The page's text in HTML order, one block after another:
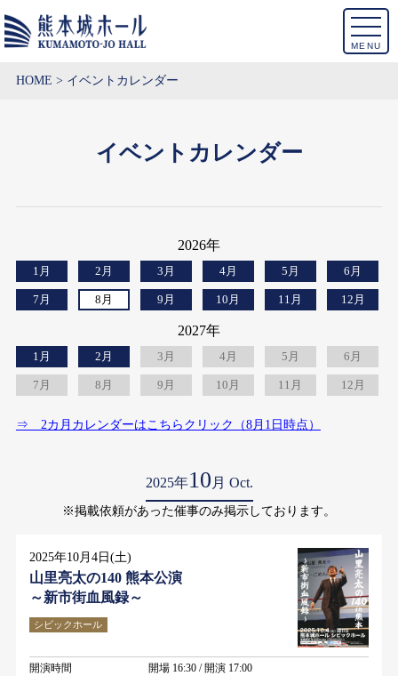
MENU
HOME イベントカレンダー
イベントカレンダー
2026年
1月 2月 3月 4月 5月 6月
7月 8月 9月 10月 11月 12月
2027年
1月 2月 3月 4月 5月 6月
7月 8月 9月 10月 11月 12月
⇒ 2カ月カレンダーはこちらクリック（8月1日時点）
2025年10 月 Oct.
※掲載依頼があった催事のみ掲示しております。
2025年10月4日(土)
山里亮太の140 熊本公演
～新市街血風録～
シビックホール
開演時間
開場 16:30 / 開演 17:00